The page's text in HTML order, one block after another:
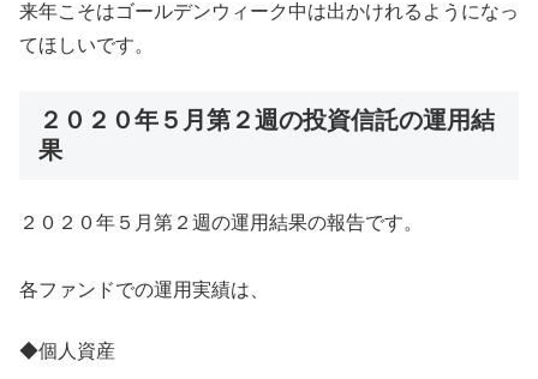
来年こそはゴールデンウィーク中は出かけれるようになっ
てほしいです。
２０２０年５月第２週の投資信託の運用結
果
２０２０年５月第２週の運用結果の報告です。
各ファンドでの運用実績は、
◆個人資産